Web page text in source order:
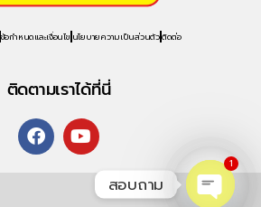
ข้อกำหนดและเงื่อนไข นโยบายความเป็นส่วนตัวติดต่อ
ติดตามเราได้ที่นี่
สอบถาม
1